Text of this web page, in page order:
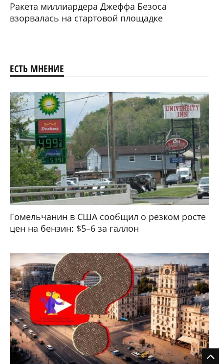
Ракета миллиардера Джеффа Безоса
взорвалась на стартовой площадке
ЕСТЬ МНЕНИЕ
Гомельчанин в США сообщил о резком росте
цен на бензин: $5–6 за галлон